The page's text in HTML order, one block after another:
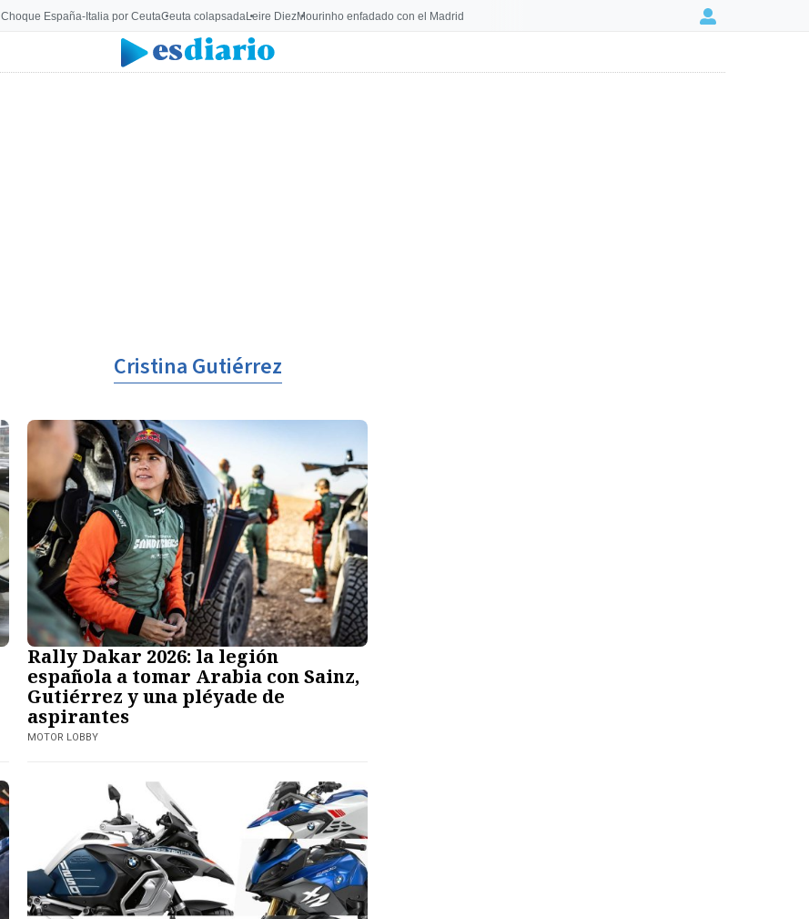
Choque España-Italia por CeutaCeuta colapsadaLeire DiezMourinho enfadado con el Madrid Login
Cristina Gutiérrez
Rally Dakar 2026: la legión
española a tomar Arabia con Sainz,
Gutiérrez y una pléyade de
aspirantes
MOTOR LOBBY